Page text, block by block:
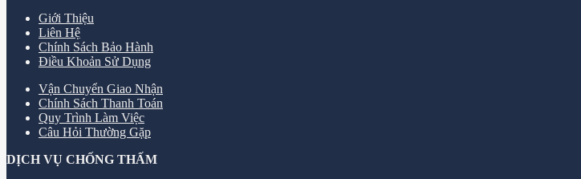
Giới Thiệu
Liên Hệ
Chính Sách Bảo Hành
Điều Khoản Sử Dụng
Vận Chuyển Giao Nhận
Chính Sách Thanh Toán
Quy Trình Làm Việc
Câu Hỏi Thường Gặp
DỊCH VỤ CHỐNG THẤM